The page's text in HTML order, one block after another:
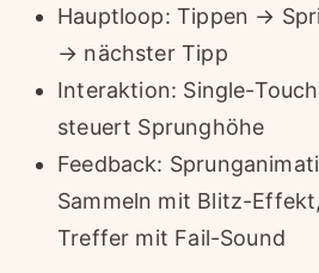
Hauptloop: Tippen →
→ nächster Tipp
Interaktion: Single-
steuert Sprunghöhe
Feedback:
Sammeln mit Blitz-
Treffer mit Fail-Sound